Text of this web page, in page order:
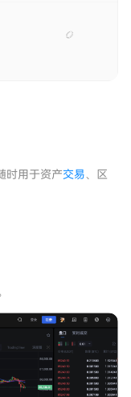
时用于资产交易、区